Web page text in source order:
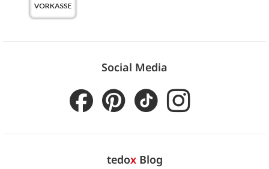
Social Media
tedoxBlog